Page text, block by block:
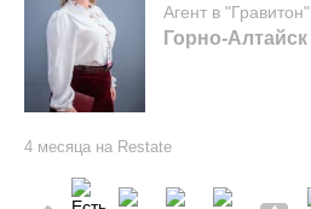
Агент в "Гравитон"
Горно-Алтайск
4 месяца на Restate